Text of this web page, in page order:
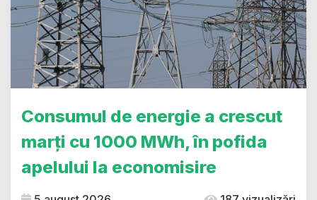
Consumul de energie a crescut
marți cu 1000 MWh, în pofida
apelului la economisire